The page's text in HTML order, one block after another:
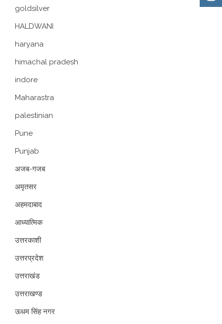
goldsilver
HALDWANI
haryana
himachal pradesh
indore
Maharastra
palestinian
Pune
Punjab
अजब-गजब
अमृतसर
अहमदाबाद
आध्यात्मिक
उत्तरकाशी
उत्तरप्रदेश
उत्तराखंड
उत्तराखण्ड
ऊधम सिंह नगर